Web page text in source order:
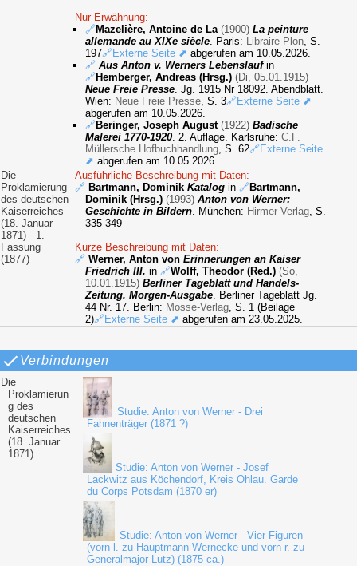
Nur Erwähnung:
🔗Mazelière, Antoine de La (1900) La peinture
allemande au XIXe siècle . Paris: Libraire Plon , S.
197🔗Externe Seite ⬈ abgerufen am 10.05.2026.
🔗 Aus Anton v. Werners Lebenslaufin
🔗Hemberger, Andreas (Hrsg.) (Di, 05.01.1915)
Neue Freie Presse . Jg. 1915 Nr 18092. Abendblatt.
Wien: Neue Freie Presse , S. 3🔗Externe Seite ⬈
abgerufen am 10.05.2026.
🔗Beringer, Joseph August (1922) Badische
Malerei 1770-1920 . 2. Auflage. Karlsruhe:C.F.
Müllersche Hofbuchhandlung , S. 62🔗Externe Seite
⬈ abgerufen am 10.05.2026.
Die
Proklamierung
des deutschen
Kaiserreiches
(18. Januar
1871) - 1.
Fassung
(1877)
Ausführliche Beschreibung mit Daten:
🔗 Bartmann, DominikKatalogin 🔗Bartmann,
Dominik (Hrsg.) (1993) Anton von Werner:
Geschichte in Bildern . München: Hirmer Verlag , S.
335-349
Kurze Beschreibung mit Daten:
🔗 Werner, Anton vonErinnerungen an Kaiser
Friedrich III.in 🔗Wolff, Theodor (Red.) (So,
10.01.1915) Berliner Tageblatt und Handels-
Zeitung. Morgen-Ausgabe . Berliner Tageblatt Jg.
44 Nr. 17. Berlin: Mosse-Verlag , S. 1 (Beilage
2)🔗Externe Seite ⬈ abgerufen am 23.05.2025.
Verbindungen
Die
Proklamierun
g des
deutschen
Kaiserreiches
(18. Januar
1871)
Studie: Anton von Werner - Drei
Fahnenträger (1871 ?)
Studie: Anton von Werner - Josef
Lackwitz aus Köchendorf, Kreis Ohlau. Garde
du Corps Potsdam (1870 er)
Studie: Anton von Werner - Vier Figuren
(vorn l. zu Hauptmann Wernecke und vorn r. zu
Generalmajor Lutz) (1875 ca.)